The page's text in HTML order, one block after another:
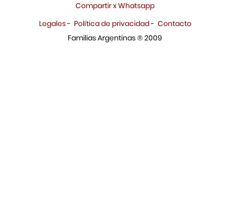
Compartir x Whatsapp
Legales- Política de privacidad- Contacto
Familias Argentinas ® 2009